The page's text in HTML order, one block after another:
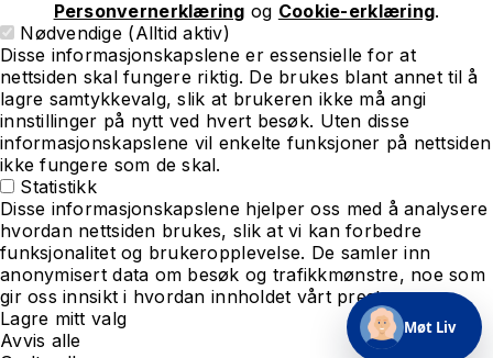
Personvernerklæring og Cookie-erklæring.
Nødvendige (Alltid aktiv)
Disse informasjonskapslene er essensielle for at
nettsiden skal fungere riktig. De brukes blant annet til å
lagre samtykkevalg, slik at brukeren ikke må angi
innstillinger på nytt ved hvert besøk. Uten disse
informasjonskapslene vil enkelte funksjoner på nettsiden
ikke fungere som de skal.
Statistikk
Disse informasjonskapslene hjelper oss med å analysere
hvordan nettsiden brukes, slik at vi kan forbedre
funksjonalitet og brukeropplevelse. De samler inn
anonymisert data om besøk og trafikkmønstre, noe som
gir oss innsikt i hvordan innholdet vårt presterer.
Lagre mitt valg
Avvis alle